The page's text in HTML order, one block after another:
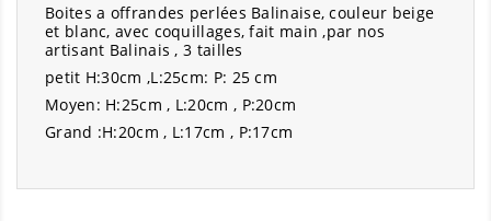
Boites a offrandes perlées Balinaise, couleur beige
et blanc, avec coquillages, fait main ,par nos
artisant Balinais , 3 tailles
petit H:30cm ,L:25cm: P: 25 cm
Moyen: H:25cm , L:20cm , P:20cm
Grand :H:20cm , L:17cm , P:17cm